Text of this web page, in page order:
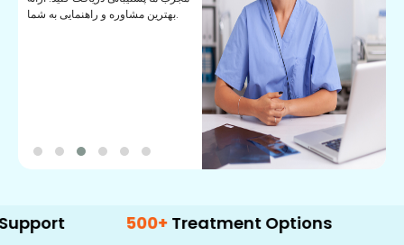
بهترین مشاوره و راهنمایی به شما.
500+ Treatment Options